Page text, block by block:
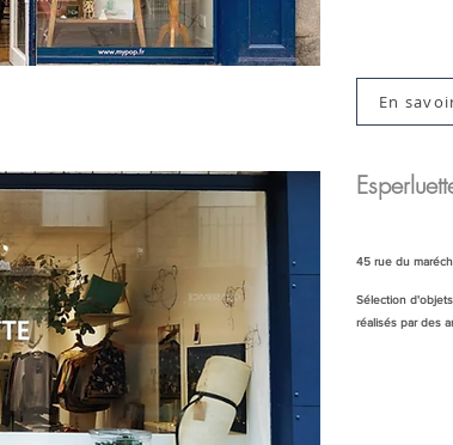
En
45 rue du
Sélection
réalisés par des